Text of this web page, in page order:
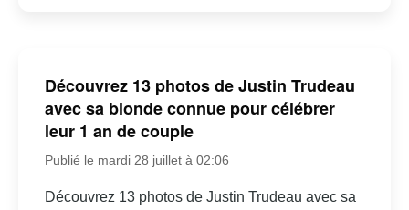
Découvrez 13 photos de Justin Trudeau
avec sa blonde connue pour célébrer
leur 1 an de couple
Publié le mardi 28 juillet à 02:06
Découvrez 13 photos de Justin Trudeau avec sa